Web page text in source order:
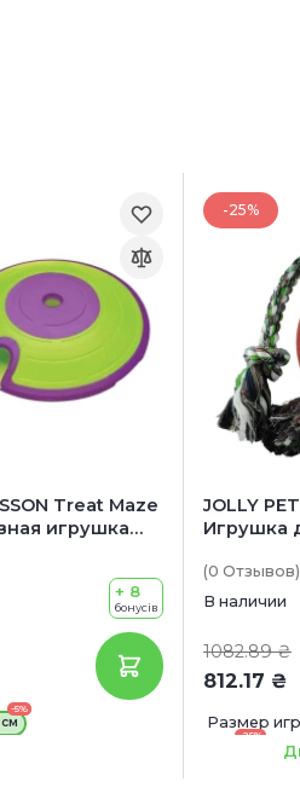
Treat Maze
игрушка
+ 8
бонусів
-5%
-25%
JOLLY
Игрушка
(0 Отзывов)
В наличии
1082.89 ₴
812.17 ₴
Размер
-25%